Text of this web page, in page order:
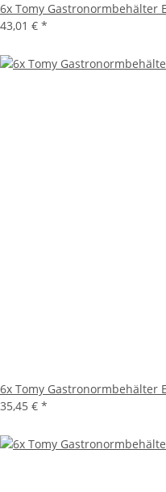
6x Tomy Gastronormbehälter
43,01 € *
6x Tomy Gastronormbehälter
35,45 € *